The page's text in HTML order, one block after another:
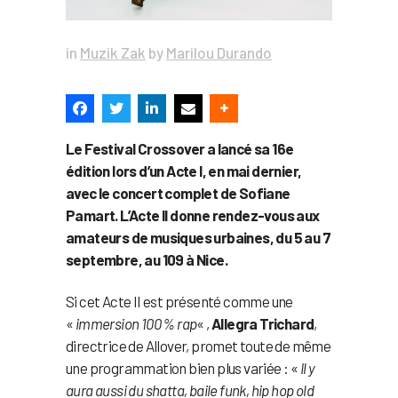
in Muzik Zak by Marilou Durando
Le Festival Crossover a lancé sa 16e
édition lors d’un Acte I, en mai dernier,
avec le concert complet de Sofiane
Pamart. L’Acte II donne rendez-vous aux
amateurs de musiques urbaines, du 5 au 7
septembre, au 109 à Nice.
Si cet Acte II est présenté comme une
« immersion 100 % rap« ,Allegra Trichard,
directrice de Allover, promet toute de même
une programmation bien plus variée : « Il y
aura aussi du shatta, baile funk, hip hop old